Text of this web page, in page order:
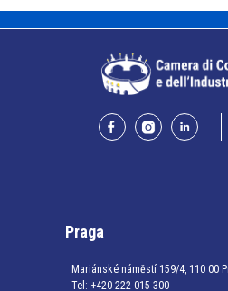
Praga
Mariánské náměstí 159/4, 110 00
Tel: +420 222 015 300